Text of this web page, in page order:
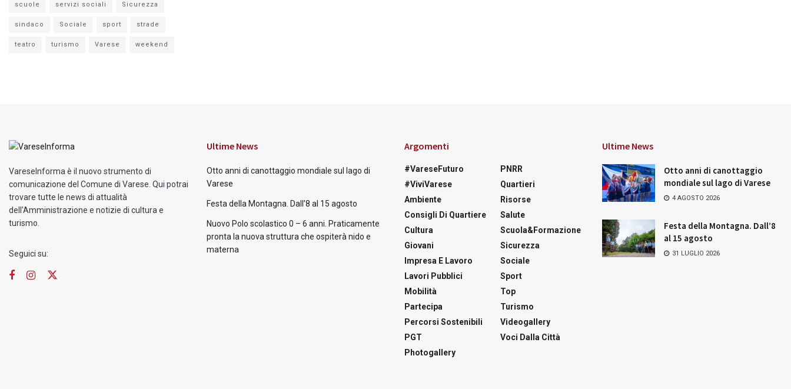
scuole servizi sociali Sicurezza
sindaco Sociale sport strade
teatro turismo Varese weekend
VareseInforma è il nuovo strumento di
comunicazione del Comune di Varese. Qui potrai
trovare tutte le news di attualità
dell'Amministrazione e notizie di cultura e
turismo.
Seguici su:
Ultime News
Otto anni di canottaggio mondiale sul lago di
Varese
Festa della Montagna. Dall’8 al 15 agosto
Nuovo Polo scolastico 0 – 6 anni. Praticamente
pronta la nuova struttura che ospiterà nido e
materna
Argomenti
#VareseFuturo
#ViviVarese
Ambiente
Consigli Di Quartiere
Cultura
Giovani
Impresa E Lavoro
Lavori Pubblici
Mobilità
Partecipa
Percorsi Sostenibili
PGT
Photogallery
PNRR
Quartieri
Risorse
Salute
Scuola&Formazione
Sicurezza
Sociale
Sport
Top
Turismo
Videogallery
Voci Dalla Città
Ultime News
Otto anni di canottaggio
mondiale sul lago di Varese
4 AGOSTO 2026
Festa della Montagna. Dall’8
al 15 agosto
31 LUGLIO 2026